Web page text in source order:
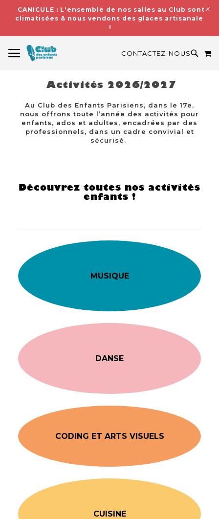
CANICULE : L'ensemble de nos salles au Club sont
climatisées & nous vendons des glaces artisanales
!
CONTACTEZ-NOUS
Activités 2026/2027
Au Club des Enfants Parisiens, dans le 17e,
nous offrons toute l’année des activités pour
enfants, ados et adultes, encadrées par des
professionnels, dans un cadre convivial et
sécurisé.
Découvrez toutes nos activités
enfants !
MUSIQUE
DANSE
CODING ET ARTS VISUELS
CUISINE